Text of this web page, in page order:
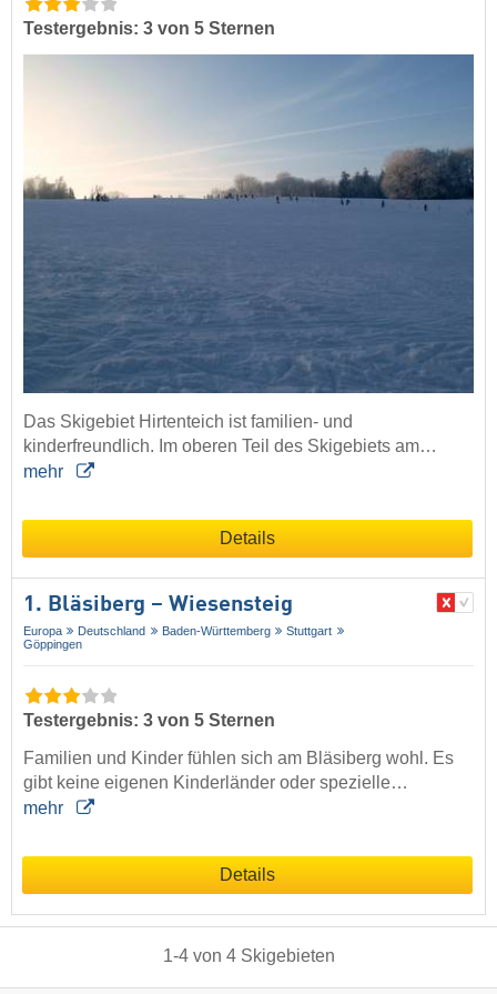
Testergebnis: 3 von 5 Sternen
Das Skigebiet Hirtenteich ist familien- und
kinderfreundlich. Im oberen Teil des Skigebiets am…
mehr
Details
1. Bläsiberg – Wiesensteig
Europa Deutschland Baden-Württemberg
Stuttgart
Göppingen
Testergebnis: 3 von 5 Sternen
Familien und Kinder fühlen sich am Bläsiberg wohl. Es
gibt keine eigenen Kinderländer oder spezielle…
mehr
Details
1-4von 4 Skigebieten